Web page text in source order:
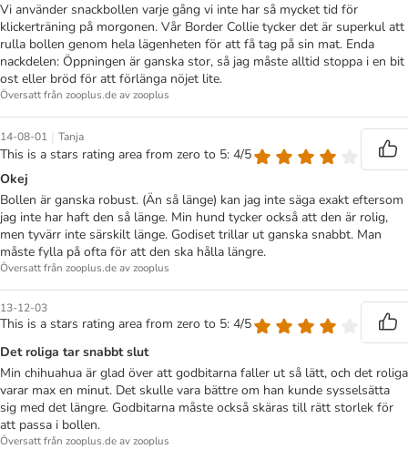
Vi använder snackbollen varje gång vi inte har så mycket tid för
klickerträning på morgonen. Vår Border Collie tycker det är superkul att
rulla bollen genom hela lägenheten för att få tag på sin mat. Enda
nackdelen: Öppningen är ganska stor, så jag måste alltid stoppa i en bit
ost eller bröd för att förlänga nöjet lite.
Översatt från zooplus.de av zooplus
14-08-01 | Tanja
This is a stars rating area from zero to 5: 4/5
Okej
Bollen är ganska robust. (Än så länge) kan jag inte säga exakt eftersom
jag inte har haft den så länge. Min hund tycker också att den är rolig,
men tyvärr inte särskilt länge. Godiset trillar ut ganska snabbt. Man
måste fylla på ofta för att den ska hålla längre.
Översatt från zooplus.de av zooplus
13-12-03
This is a stars rating area from zero to 5: 4/5
Det roliga tar snabbt slut
Min chihuahua är glad över att godbitarna faller ut så lätt, och det roliga
varar max en minut. Det skulle vara bättre om han kunde sysselsätta
sig med det längre. Godbitarna måste också skäras till rätt storlek för
att passa i bollen.
Översatt från zooplus.de av zooplus